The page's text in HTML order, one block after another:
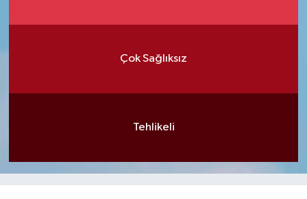
Çok Sağlıksız
Tehlikeli